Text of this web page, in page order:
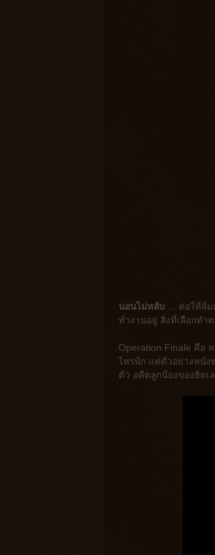
นอนไม่หลับ ... ต่อให้ล้
ทำงานอยู่ สิ่งที่เลือกทำ
Operation Finale คือ
ไหรนัก แต่ตัวอย่างหนัง
ตัว อดีตลูกน้องของฮิตเ